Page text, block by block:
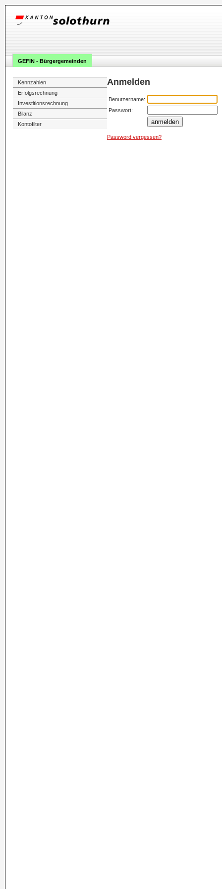
GEFIN - Bürgergemeinden
Kennzahlen
Erfolgsrechnung
Investitionsrechnung
Bilanz
Kontofilter
Anmelden
Benutzername:
Passwort:
anmelden
Password vergessen?